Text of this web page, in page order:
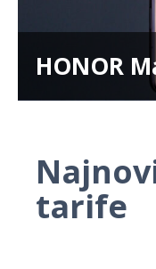
HONOR
tarife